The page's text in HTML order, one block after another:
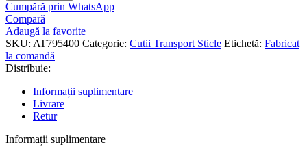
Cumpără prin WhatsApp
Compară
Adaugă la favorite
SKU: AT795400 Categorie: Cutii Transport Sticle Etichetă: Fabricat
la comandă
Distribuie:
Informații suplimentare
Livrare
Retur
Informații suplimentare